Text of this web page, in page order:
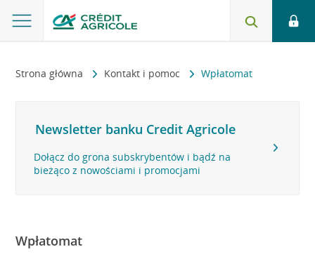
Strona główna Kontakt i pomoc Wpłatomat
Newsletter banku Credit Agricole
Dołącz do grona subskrybentów i bądź na
bieżąco z nowościami i promocjami
Wpłatomat